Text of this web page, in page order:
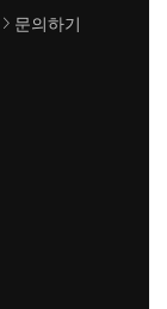
문의하기